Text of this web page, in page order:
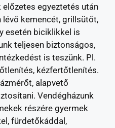
előzetes egyeztetés után
lévő kemencét, grillsütőt,
esetén biciklikkel is
teljesen biztonságos,
is teszünk. Pl.
kézfertőtlenítés.
alapvető
Vendégházunk
részére gyermek
fürdetőkáddal,